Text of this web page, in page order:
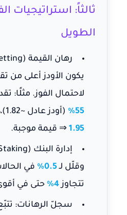
ثالثاً: استراتيجيات
الطويل
رهان القيمة (Value Betting):
يكون الأودز أعلى من
لاحتمال الفوز. مثلًا:
55%
(أودز عادل ~1.82)، والمنصّة تعرض
1.95 ⇒ قيمة موجبة.
إدارة البنك (Staking):
وقلّل لـ0.5%
في
تتجاوز4% حتى في
سجلّ الرهانات: